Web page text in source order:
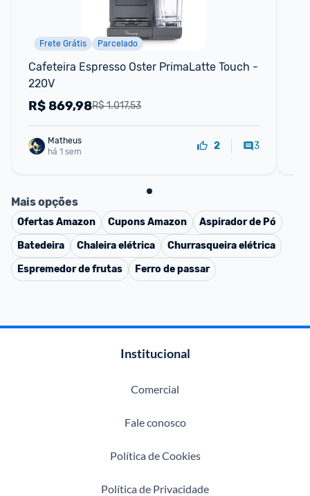
Frete Grátis Parcelado
Cafeteira Espresso Oster PrimaLatte Touch -
220V
R$ 1.017,53
R$869,98
Matheus
há 1 sem
2 3
Mais opções
OfertasAmazon CuponsAmazon
Aspirador de Pó
Batedeira
Chaleira elétrica
Churrasqueira elétrica
Espremedor de frutas
Ferro de passar
Institucional
Comercial
Fale conosco
Política de Cookies
Política de Privacidade